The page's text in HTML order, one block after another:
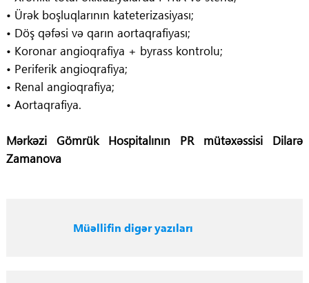
• Ürək boşluqlarının kateterizasiyası;
• Döş qəfəsi və qarın aortaqrafiyası;
• Koronar angioqrafiya + byrass kontrolu;
• Periferik angioqrafiya;
• Renal angioqrafiya;
• Aortaqrafiya.
Mərkəzi Gömrük Hospitalının PR mütəxəssisi Dilarə
Zamanova
Müəllifin digər yazıları